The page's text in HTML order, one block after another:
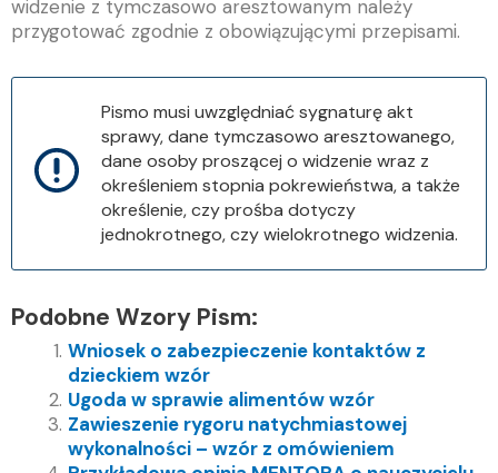
widzenie z tymczasowo aresztowanym należy
przygotować zgodnie z obowiązującymi przepisami.
Pismo musi uwzględniać sygnaturę akt
sprawy, dane tymczasowo aresztowanego,
dane osoby proszącej o widzenie wraz z
określeniem stopnia pokrewieństwa, a także
określenie, czy prośba dotyczy
jednokrotnego, czy wielokrotnego widzenia.
Podobne Wzory Pism:
Wniosek o zabezpieczenie kontaktów z
dzieckiem wzór
Ugoda w sprawie alimentów wzór
Zawieszenie rygoru natychmiastowej
wykonalności – wzór z omówieniem